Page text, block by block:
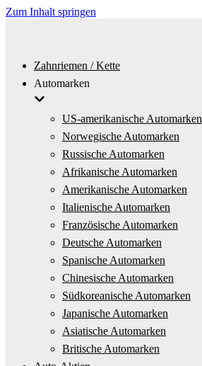
Zum Inhalt springen
Zahnriemen / Kette
Automarken
US-amerikanische Automarken
Norwegische Automarken
Russische Automarken
Afrikanische Automarken
Amerikanische Automarken
Italienische Automarken
Französische Automarken
Deutsche Automarken
Spanische Automarken
Chinesische Automarken
Südkoreanische Automarken
Japanische Automarken
Asiatische Automarken
Britische Automarken